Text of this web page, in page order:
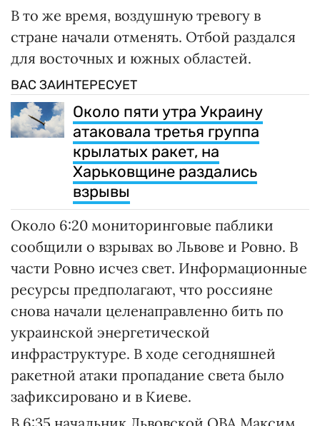
В то же время, воздушную тревогу в
стране начали отменять. Отбой раздался
для восточных и южных областей.
ВАС ЗАИНТЕРЕСУЕТ
Около пяти утра Украину
атаковала третья группа
крылатых ракет, на
Харьковщине раздались
взрывы
Около 6:20 мониторинговые паблики
сообщили о взрывах во Львове и Ровно. В
части Ровно исчез свет. Информационные
ресурсы предполагают, что россияне
снова начали целенаправленно бить по
украинской энергетической
инфраструктуре. В ходе сегодняшней
ракетной атаки пропадание света было
зафиксировано и в Киеве.